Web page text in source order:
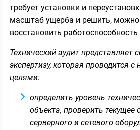
требует установки и
масштаб ущерба и решить,
восстановить работоспособность
Технический аудит представляет
экспертизу, которая проводится с
целями:
определить уровень
объекта, проверить текущее
серверного и сетевого